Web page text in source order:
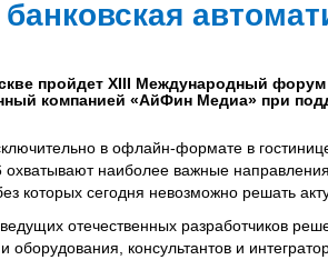
пройдет XIII Международный
компанией «АйФин Медиа» при
в офлайн-формате в
наиболее важные
которых сегодня невозможно решать
отечественных разработчиков
оборудования, консультантов и